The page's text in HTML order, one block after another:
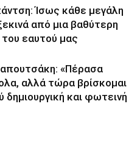
Ίσως κάθε μεγάλη
από μια βαθύτερη
εαυτού μας
«Πέρασα
αλλά τώρα βρίσκομαι
δημιουργική και φωτεινή